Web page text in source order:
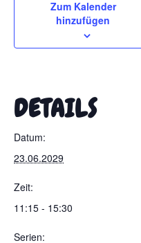
Zum Kalender
hinzufügen
DETAILS
Datum:
23.06.2029
Zeit:
11:15 - 15:30
Serien: